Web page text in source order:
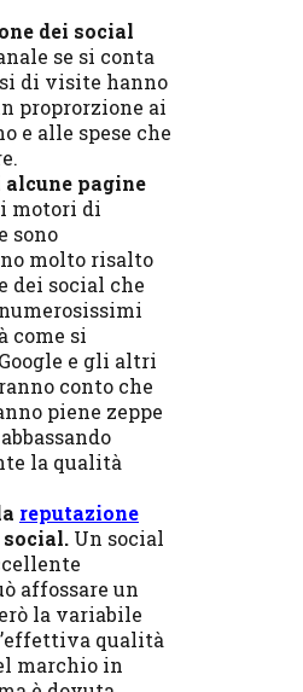
dei social
se si conta
di visite hanno
proprorzione ai
e alle spese che
alcune pagine
motori di
sono
molto risalto
dei social che
come si
e gli altri
conto che
piene zeppe
la qualità
reputazione
Un social
affossare un
la variabile
qualità
marchio in